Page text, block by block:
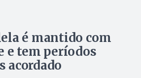
é mantido com
e tem períodos
acordado